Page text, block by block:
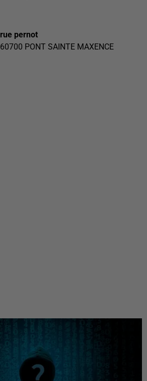
rue pernot
60700 PONT SAINTE MAXENCE